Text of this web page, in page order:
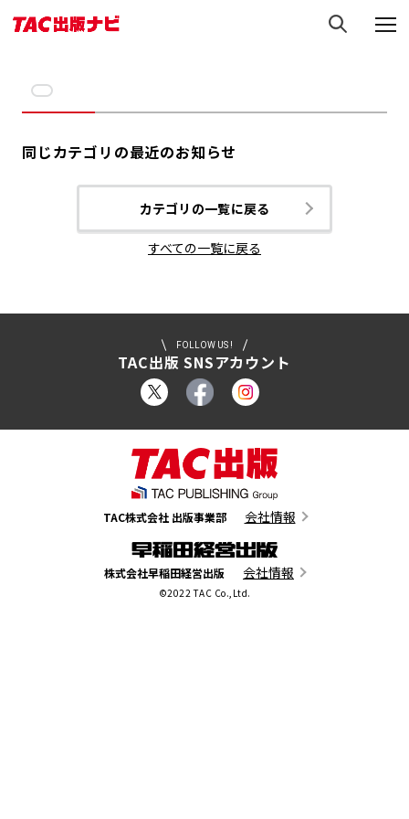
同じカテゴリの最近のお知らせ
カテゴリの一覧に戻る
すべての一覧に戻る
FOLLOW US !
TAC出版 SNSアカウント
TAC株式会社 出版事業部 会社情報
株式会社早稲田経営出版 会社情報
©2022 TAC Co.,Ltd.